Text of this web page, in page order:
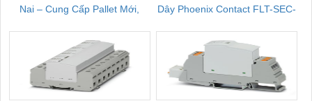
Nai – Cung Cấp Pallet Mới,
Dây Phoenix Contact FLT-SEC-